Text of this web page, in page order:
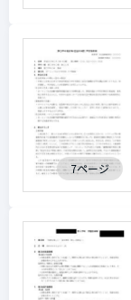
7ページ